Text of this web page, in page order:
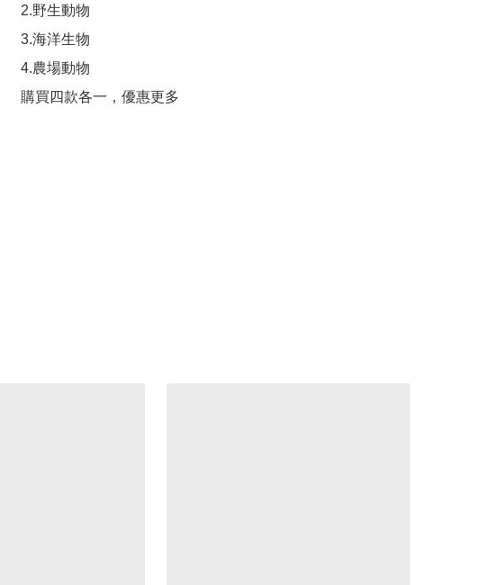
2.野生動物
3.海洋生物
4.農場動物